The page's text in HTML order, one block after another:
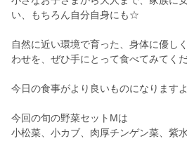
い、もちろん自分自身にも☆
自然に近い環境で育った、身体に優し
わせを、ぜひ手にとって食べてみてくだ
今日の食事がより良いものになります
今回の旬の野菜セットMは
小松菜、小カブ、肉厚チンゲン菜、紫